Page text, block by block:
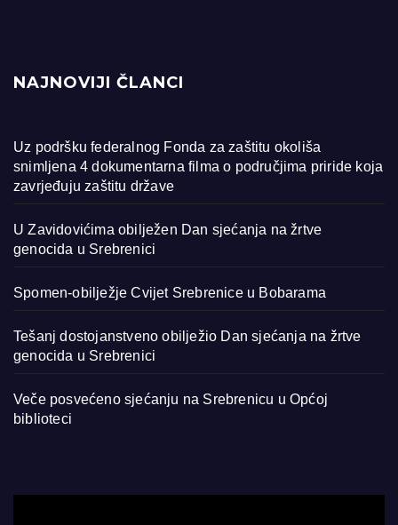
NAJNOVIJI ČLANCI
Uz podršku federalnog Fonda za zaštitu okoliša
snimljena 4 dokumentarna filma o područjima priride koja
zavrjeđuju zaštitu države
U Zavidovićima obilježen Dan sjećanja na žrtve
genocida u Srebrenici
Spomen-obilježje Cvijet Srebrenice u Bobarama
Tešanj dostojanstveno obilježio Dan sjećanja na žrtve
genocida u Srebrenici
Veče posvećeno sjećanju na Srebrenicu u Općoj
biblioteci